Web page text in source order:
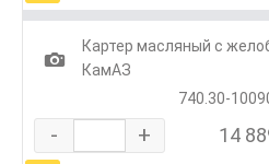
1
Картер масляный с
КамАЗ
740.30-
- + 14